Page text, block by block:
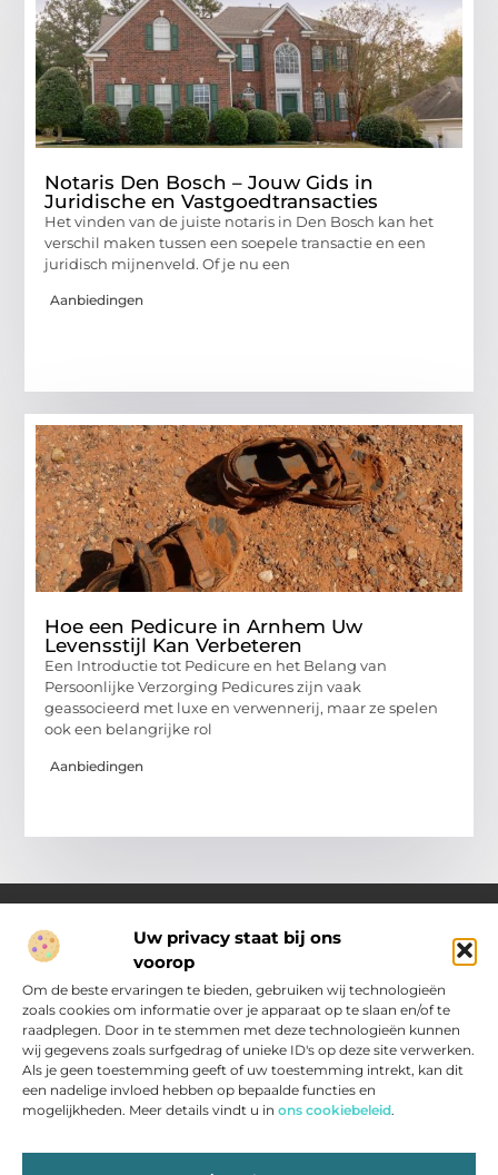
Uw privacy staat bij ons
voorop
Om de beste ervaringen te bieden, gebruiken wij technologieën
zoals cookies om informatie over je apparaat op te slaan en/of te
raadplegen. Door in te stemmen met deze technologieën kunnen
wij gegevens zoals surfgedrag of unieke ID's op deze site verwerken.
Als je geen toestemming geeft of uw toestemming intrekt, kan dit
een nadelige invloed hebben op bepaalde functies en
mogelijkheden. Meer details vindt u in ons cookiebeleid.
Notaris Den Bosch – Jouw Gids in
Juridische en Vastgoedtransacties
Het vinden van de juiste notaris in Den Bosch kan het
verschil maken tussen een soepele transactie en een
juridisch mijnenveld. Of je nu een
Aanbiedingen
Hoe een Pedicure in Arnhem Uw
Levensstijl Kan Verbeteren
Een Introductie tot Pedicure en het Belang van
Persoonlijke Verzorging Pedicures zijn vaak
geassocieerd met luxe en verwennerij, maar ze spelen
ook een belangrijke rol
Aanbiedingen
Over Pakhuisroosendaal.nl
Jouw gids voor inspiratie en tips uit het dagelijks leven.
Ontdek een brede verzameling blogs en artikelen die je helpen
om het meeste uit elke dag te halen, met praktische adviezen
en verrassende inzichten.
Main Links
Bericht categorie